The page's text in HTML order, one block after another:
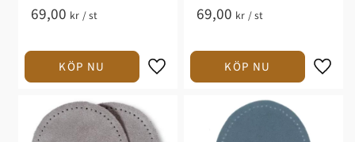
69,00 kr /st 69,00 kr /st